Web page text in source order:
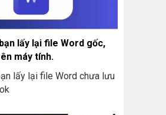
lấy lại file Word gốc,
máy tính.
lấy lại file Word chưa lưu